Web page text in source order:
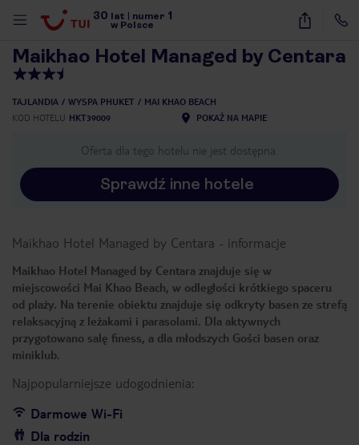
30 lat numer 1
w Polsce
15
Maikhao Hotel Managed by Centara
TAJLANDIA WYSPA PHUKET
MAI KHAO BEACH
KOD HOTELU HKT39009 POKAŻ NA MAPIE
Oferta dla tego hotelu nie jest dostępna.
Sprawdź inne hotele
Maikhao Hotel Managed by Centara - informacje
Maikhao Hotel Managed by Centara znajduje się w
miejscowości Mai Khao Beach, w odległości krótkiego spaceru
od plaży. Na terenie obiektu znajduje się odkryty basen ze strefą
relaksacyjną z leżakami i parasolami. Dla aktywnych
przygotowano salę finess, a dla młodszych Gości basen oraz
miniklub.
Najpopularniejsze udogodnienia:
Darmowe Wi-Fi
Dla rodzin